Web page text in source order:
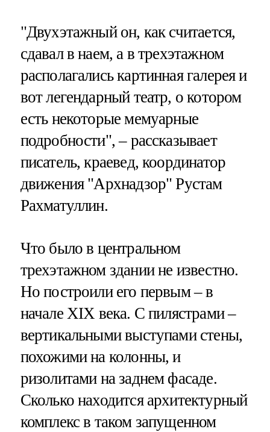
"Двухэтажный он, как считается,
сдавал в наем, а в трехэтажном
располагались картинная галерея и
вот легендарный театр, о котором
есть некоторые мемуарные
подробности", – рассказывает
писатель, краевед, координатор
движения "Архнадзор" Рустам
Рахматуллин.
Что было в центральном
трехэтажном здании не известно.
Но построили его первым – в
начале XIX века. С пилястрами –
вертикальными выступами стены,
похожими на колонны, и
ризолитами на заднем фасаде.
Сколько находится архитектурный
комплекс в таком запущенном